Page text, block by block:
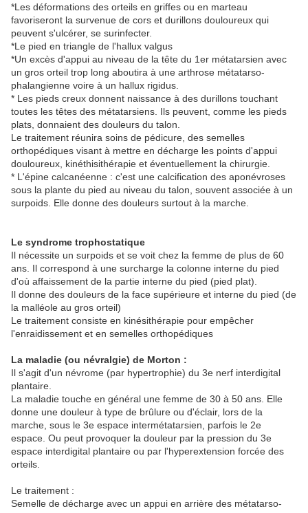
*Les déformations des orteils en griffes ou en marteau
favoriseront la survenue de cors et durillons douloureux qui
peuvent s'ulcérer, se surinfecter.
*Le pied en triangle de l'hallux valgus
*Un excès d'appui au niveau de la tête du 1er métatarsien avec
un gros orteil trop long aboutira à une arthrose métatarso-
phalangienne voire à un hallux rigidus.
* Les pieds creux donnent naissance à des durillons touchant
toutes les têtes des métatarsiens. Ils peuvent, comme les pieds
plats, donnaient des douleurs du talon.
Le traitement réunira soins de pédicure, des semelles
orthopédiques visant à mettre en décharge les points d'appui
douloureux, kinéthisithérapie et éventuellement la chirurgie.
* L'épine calcanéenne : c'est une calcification des aponévroses
sous la plante du pied au niveau du talon, souvent associée à un
surpoids. Elle donne des douleurs surtout à la marche.
Le syndrome trophostatique
Il nécessite un surpoids et se voit chez la femme de plus de 60
ans. Il correspond à une surcharge la colonne interne du pied
d'où affaissement de la partie interne du pied (pied plat).
Il donne des douleurs de la face supérieure et interne du pied (de
la malléole au gros orteil)
Le traitement consiste en kinésithérapie pour empêcher
l'enraidissement et en semelles orthopédiques
La maladie (ou névralgie) de Morton :
Il s'agit d'un névrome (par hypertrophie) du 3e nerf interdigital
plantaire.
La maladie touche en général une femme de 30 à 50 ans. Elle
donne une douleur à type de brûlure ou d'éclair, lors de la
marche, sous le 3e espace intermétatarsien, parfois le 2e
espace. Ou peut provoquer la douleur par la pression du 3e
espace interdigital plantaire ou par l'hyperextension forcée des
orteils.
Le traitement :
Semelle de décharge avec un appui en arrière des métatarso-